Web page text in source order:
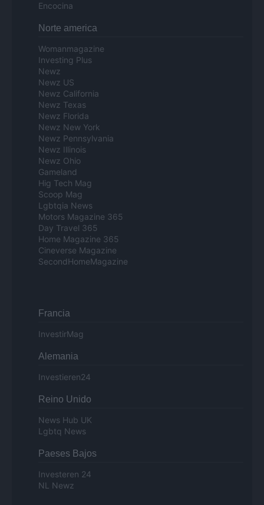
Encocina
Norte america
Womanmagazine
Investing Plus
Newz
Newz US
Newz California
Newz Texas
Newz Florida
Newz New York
Newz Pennsylvania
Newz Illinois
Newz Ohio
Gameland
Hig Tech Mag
Scoop Mag
Lgbtqia News
Motors Magazine 365
Day Travel 365
Home Magazine 365
Cineverse Magazine
SecondHomeMagazine
Francia
InvestirMag
Alemania
Investieren24
Reino Unido
News Hub UK
Lgbtq News
Paeses Bajos
Investeren 24
NL Newz